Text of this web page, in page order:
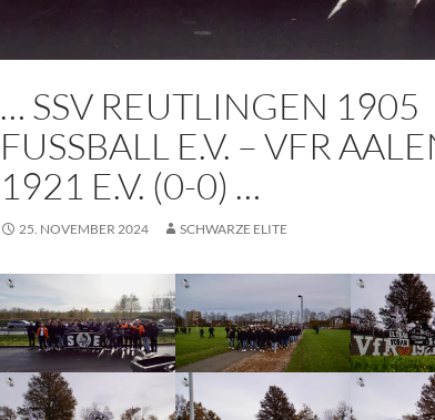
… SSV REUTLINGEN 1905
FUSSBALL E.V. – VFR
921 E.V. (0-0) …
25. NOVEMBER 2024 SCHWARZE ELITE